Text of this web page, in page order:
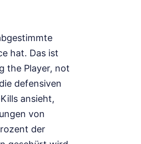
hat. Das ist
the Player, not
defensiven
ansieht,
von
der